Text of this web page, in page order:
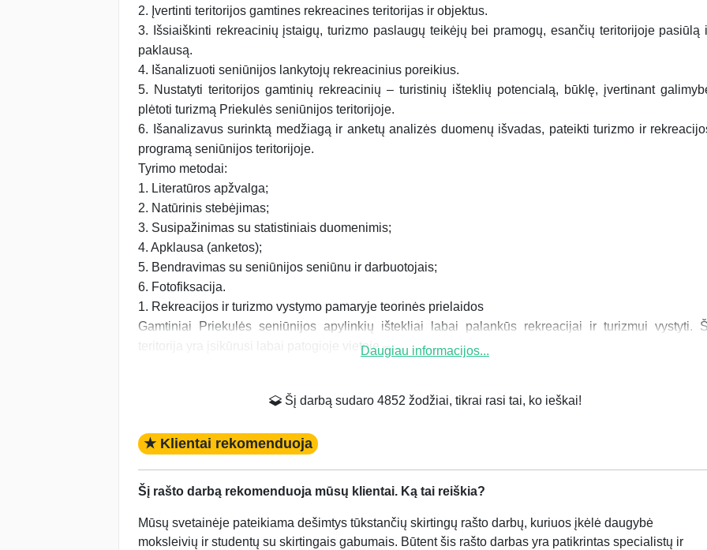
2. Įvertinti teritorijos gamtines rekreacines teritorijas ir objektus.
3. Išsiaiškinti rekreacinių įstaigų, turizmo paslaugų teikėjų bei pramogų, esančių teritorijoje pasiūlą
paklausą.
4. Išanalizuoti seniūnijos lankytojų rekreacinius poreikius.
5. Nustatyti teritorijos gamtinių rekreacinių – turistinių išteklių potencialą, būklę, įvertinant
plėtoti turizmą Priekulės seniūnijos teritorijoje.
6. Išanalizavus surinktą medžiagą ir anketų analizės duomenų išvadas, pateikti turizmo ir
programą seniūnijos teritorijoje.
Tyrimo metodai:
1. Literatūros apžvalga;
2. Natūrinis stebėjimas;
3. Susipažinimas su statistiniais duomenimis;
4. Apklausa (anketos);
5. Bendravimas su seniūnijos seniūnu ir darbuotojais;
6. Fotofiksacija.
1. Rekreacijos ir turizmo vystymo pamaryje teorinės prielaidos
Gamtiniai Priekulės seniūnijos apylinkių ištekliai labai palankūs rekreacijai ir turizmui vystyti.
teritorija yra įsikūrusi labai patogioje vietoje –...Daugiau informacijos...
Šį darbą sudaro 4852 žodžiai, tikrai rasi tai, ko ieškai!
★ Klientai rekomenduoja
Šį rašto darbą rekomenduoja mūsų klientai. Ką tai reiškia?
Mūsų svetainėje pateikiama dešimtys tūkstančių skirtingų rašto darbų, kuriuos įkėlė daugybė
moksleivių ir studentų su skirtingais gabumais. Būtent šis rašto darbas yra patikrintas specialistų ir